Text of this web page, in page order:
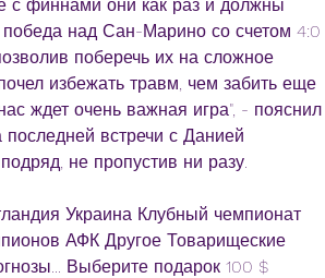
с финнами они как раз и должны
победа над Сан-Марино со счетом 4:0
поберечь их на сложное
избежать травм, чем забить еще
ждет очень важная игра", - пояснил
встречи с Данией
не пропустив ни разу.
Украина Клубный чемпионат
АФК Другое Товарищеские
Выберите подарок 100 $